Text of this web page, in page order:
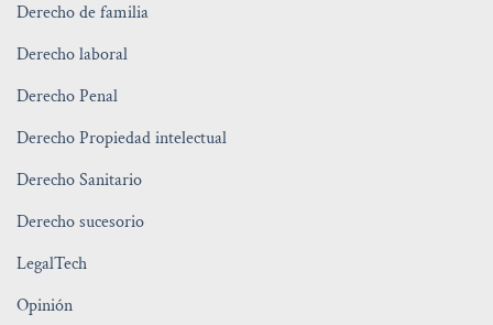
Derecho de familia
Derecho laboral
Derecho Penal
Derecho Propiedad intelectual
Derecho Sanitario
Derecho sucesorio
LegalTech
Opinión